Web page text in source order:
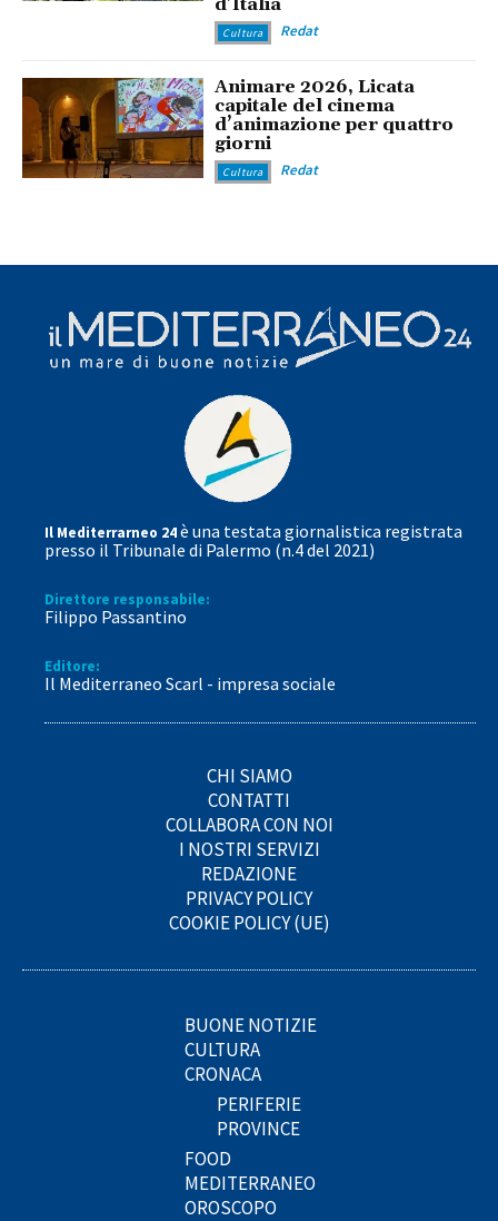
d’Italia
Cultura Redat
Animare 2026, Licata
capitale del cinema
d’animazione per quattro
giorni
Cultura Redat
Il Mediterrarneo 24è una testata giornalistica registrata
presso il Tribunale di Palermo (n.4 del 2021)
Direttore responsabile:
Filippo Passantino
Editore:
Il Mediterraneo Scarl - impresa sociale
CHI SIAMO
CONTATTI
COLLABORA CON NOI
I NOSTRI SERVIZI
REDAZIONE
PRIVACY POLICY
COOKIE POLICY (UE)
BUONE NOTIZIE
CULTURA
CRONACA
PERIFERIE
PROVINCE
FOOD
MEDITERRANEO
OROSCOPO